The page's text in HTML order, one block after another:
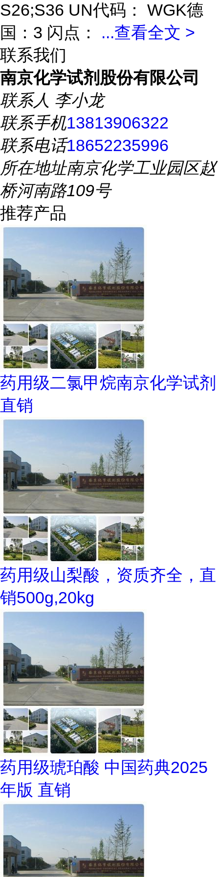
S26;S36 UN代码： WGK德
国：3 闪点： ...查看全文 >
联系我们
南京化学试剂股份有限公司
联系人 李小龙
联系手机13813906322
联系电话18652235996
所在地址南京化学工业园区赵
桥河南路109号
推荐产品
药用级二氯甲烷南京化学试剂
直销
药用级山梨酸，资质齐全，直
销500g,20kg
药用级琥珀酸 中国药典2025
年版 直销